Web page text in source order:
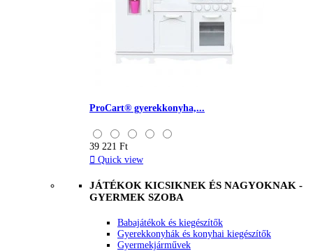
ProCart® gyerekkonyha,...
39 221 Ft
 Quick view
JÁTÉKOK KICSIKNEK ÉS NAGYOKNAK -
GYERMEK SZOBA
Babajátékok és kiegészítők
Gyerekkonyhák és konyhai kiegészítők
Gyermekjárművek